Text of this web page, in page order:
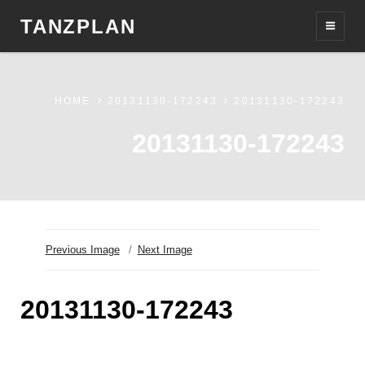
TANZPLAN
HOME 20131130-172243 20131130-172243
20131130-172243
Previous Image Next Image
20131130-172243